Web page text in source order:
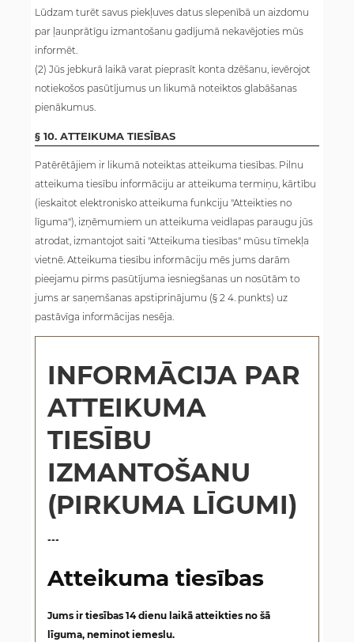
Lūdzam turēt savus piekļuves datus slepenībā un aizdomu
par ļaunprātīgu izmantošanu gadījumā nekavējoties mūs
informēt.
(2) Jūs jebkurā laikā varat pieprasīt konta dzēšanu, ievērojot
notiekošos pasūtījumus un likumā noteiktos glabāšanas
pienākumus.
§ 10. ATTEIKUMA TIESĪBAS
Patērētājiem ir likumā noteiktas atteikuma tiesības. Pilnu
atteikuma tiesību informāciju ar atteikuma termiņu, kārtību
(ieskaitot elektronisko atteikuma funkciju "Atteikties no
līguma"), izņēmumiem un atteikuma veidlapas paraugu jūs
atrodat, izmantojot saiti "Atteikuma tiesības" mūsu tīmekļa
vietnē. Atteikuma tiesību informāciju mēs jums darām
pieejamu pirms pasūtījuma iesniegšanas un nosūtām to
jums ar saņemšanas apstiprinājumu (§ 2 4. punkts) uz
pastāvīga informācijas nesēja.
INFORMĀCIJA PAR
ATTEIKUMA
TIESĪBU
IZMANTOŠANU
(PIRKUMA LĪGUMI)
---
Atteikuma tiesības
Jums ir tiesības 14 dienu laikā atteikties no šā
līguma, neminot iemeslu.